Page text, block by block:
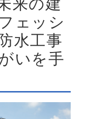
来の建
ェッシ
水工事
いを手